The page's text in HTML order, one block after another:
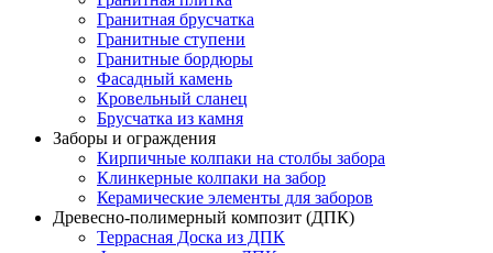
Гранитная брусчатка
Гранитные ступени
Гранитные бордюры
Фасадный камень
Кровельный сланец
Брусчатка из камня
Заборы и ограждения
Кирпичные колпаки на столбы забора
Клинкерные колпаки на забор
Керамические элементы для заборов
Древесно-полимерный композит (ДПК)
Террасная Доска из ДПК